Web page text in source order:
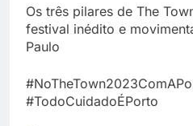
Os três pilares de The
festival inédito e
Paulo
#TodoCuidadoÉPorto